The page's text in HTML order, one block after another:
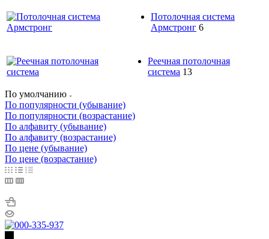
Потолочная система
Армстронг 6
Реечная потолочная
система 13
По умолчанию
По популярности (убывание)
По популярности (возрастание)
По алфавиту (убывание)
По алфавиту (возрастание)
По цене (убывание)
По цене (возрастание)